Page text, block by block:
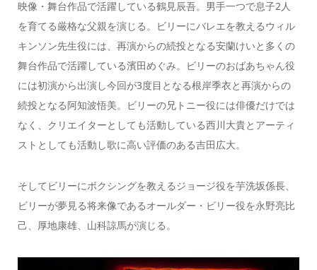
映像・舞台作品で活躍している鶴見辰吾。男手一つで息子2人
を育てる厳格な父親を演じる。ビリーにバレエを教えるウィル
キンソン先生役には、再演からの続投となる安蘭けいと多くの
舞台作品で活躍している濱田めぐみ。ビリーのおばあちゃん役
には初演から出演し今回が3度目となる根岸季衣と再演からの
続投となる阿知波悟美。ビリーの兄トニー役には俳優だけでは
なく、クリエイターとしても活動している西川大貴とアーティ
ストとしても活動し歌に高い評価のある吉田広大。
そしてビリーにボクシングを教えるジョージ役を芋洗坂係長、
ビリーが夢見る将来像であるオールダー・ビリー役を永野亮比
己、厚地康雄、山科諒馬が演じる。